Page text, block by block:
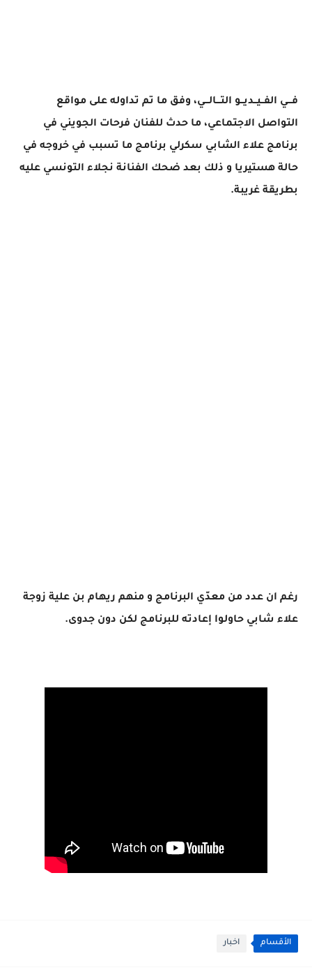
فـــي الفــيــديــو التـــالـــي، وفق ما تم تداوله على مواقع
التواصل الاجتماعي، ما حدث للفنان فرحات الجويني في
برنامج علاء الشابي سكرلي برنامج ما تسبب في خروجه في
حالة هستيريا و ذلك بعد ضحك الفنانة نجلاء التونسي عليه
بطريقة غريبة.
رغم ان عدد من معدّي البرنامج و منهم ريهام بن علية زوجة
علاء شابي حاولوا إعادته للبرنامج لكن دون جدوى.
الأقسام اخبار